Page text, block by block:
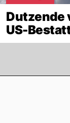
Dutzende
US-